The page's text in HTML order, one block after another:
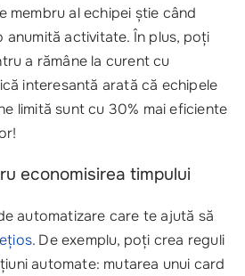
membru al echipei știe când
anumită activitate. În plus, poți
a rămâne la curent cu
interesantă arată că echipele
limită sunt cu 30% mai eficiente
economisirea timpului
automatizare care te ajută să
. De exemplu, poți crea reguli
automate: mutarea unui card